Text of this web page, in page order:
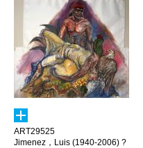
ART29525
Jimenez，Luis (1940-2006) ?